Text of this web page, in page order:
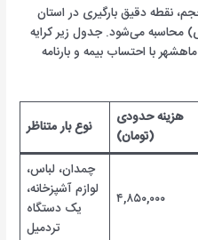
نقطه دقیق بارگیری در استان
محاسبه می‌شود. جدول زیر کرایه
با احتساب بیمه و بارنامه
هزینه حدودی
(تومان)
نوع بار متناظر
۴,۸۵۰,۰۰۰
چمدان، لباس،
لوازم آشپزخانه،
یک دستگاه
تردمیل